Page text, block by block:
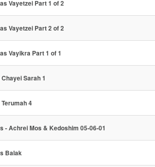
Vayetzei Part 1 of 2
Vayetzei Part 2 of 2
Vayikra Part 1 of 1
Sarah 1
4
- Achrei Mos & Kedoshim 05-06-01
Balak